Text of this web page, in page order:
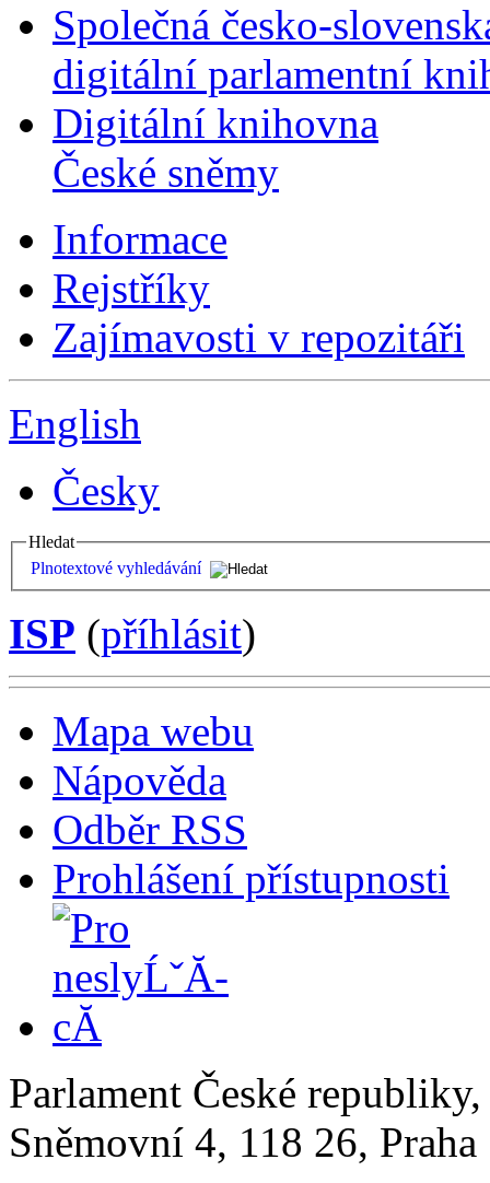
Společná česko-
digitální parlamentní
Digitální knihovna
České sněmy
Informace
Rejstříky
Zajímavosti v repozitáři
English
Česky
Hledat
Plnotextové vyhledávání
ISP (příhlásit)
Mapa webu
Nápověda
Odběr RSS
Prohlášení přístupnosti
Parlament České
Sněmovní 4, 118 26,